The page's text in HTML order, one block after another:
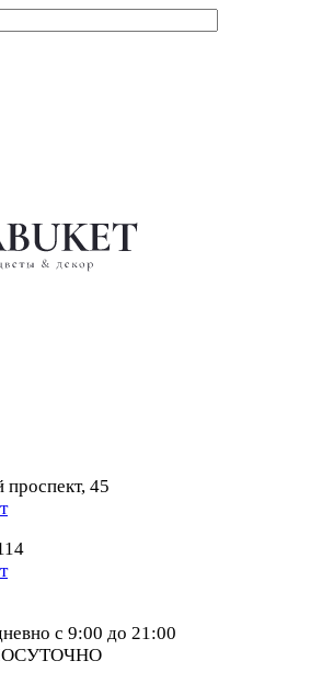
45
с 9:00 до 21:00